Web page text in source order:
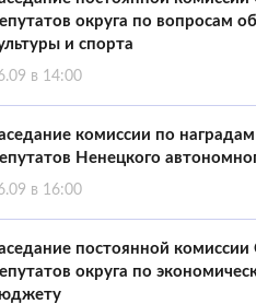
округа по вопросам
и спорта
в 14:00
комиссии по
Ненецкого
в 16:00
постоянной комиссии
округа по